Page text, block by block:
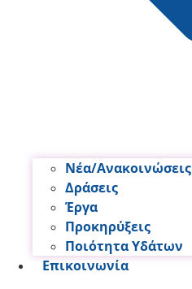
Νέα/Ανακοινώσεις
Δράσεις
Έργα
Προκηρύξεις
Ποιότητα Υδάτων
Επικοινωνία